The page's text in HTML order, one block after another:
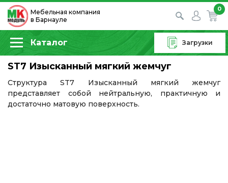
Мебельная компания
в Барнауле
0
Каталог Загрузки
ST7 Изысканный мягкий жемчуг
Структура ST7 Изысканный мягкий жемчуг
представляет собой нейтральную, практичную и
достаточно матовую поверхность.